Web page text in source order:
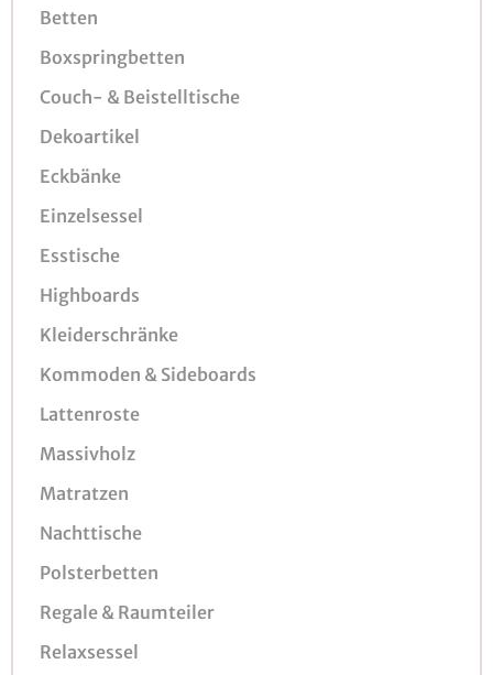
Betten
Boxspringbetten
Couch- & Beistelltische
Dekoartikel
Eckbänke
Einzelsessel
Esstische
Highboards
Kleiderschränke
Kommoden & Sideboards
Lattenroste
Massivholz
Matratzen
Nachttische
Polsterbetten
Regale & Raumteiler
Relaxsessel